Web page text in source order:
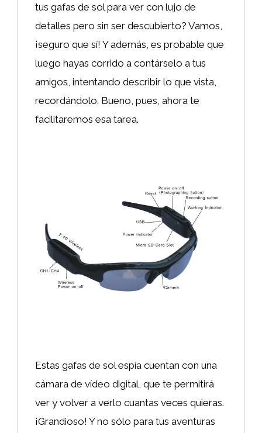
tus gafas de sol para ver con lujo de
detalles pero sin ser descubierto? Vamos,
¡seguro que sí! Y además, es probable que
luego hayas corrido a contárselo a tus
amigos, intentando describir lo que vista,
recordándolo. Bueno, pues, ahora te
facilitaremos esa tarea.
Estas gafas de sol espía cuentan con una
cámara de vídeo digital, que te permitirá
ver y volver a verlo cuantas veces quieras.
¡Grandioso! Y no sólo para tus aventuras